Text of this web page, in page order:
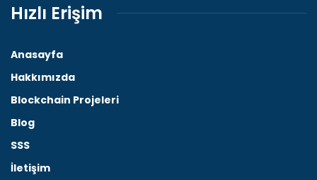
Hızlı Erişim
Anasayfa
Hakkımızda
Blockchain Projeleri
Blog
SSS
İletişim